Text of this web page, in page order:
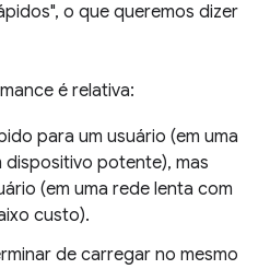
o que queremos dizer
é relativa:
para um usuário (em uma
dispositivo potente), mas
(em uma rede lenta com
custo).
de carregar no mesmo